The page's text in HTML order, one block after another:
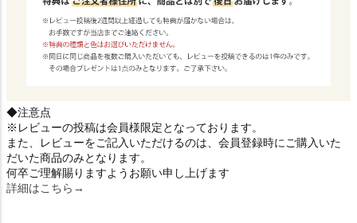
◆注意点
※レビューの投稿は会員様限定となっております。
また、レビューをご記入いただけるのは、会員登録時にご購入いた
だいた商品のみとなります。
何卒ご理解賜りますようお願い申し上げます
詳細はこちら→